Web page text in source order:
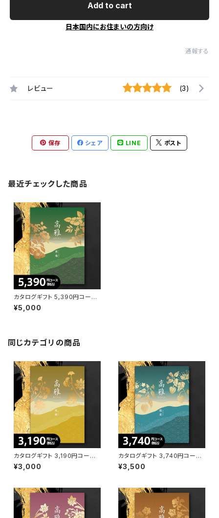
Add to cart
日本国内にお住まいの方向け
通報する
レビュー (3)
保存 シェア LINE ポスト
最近チェックした商品
カタログギフト 5,390円コース
寒椿（かんつばき）DO【高雅】
¥5,000
同じカテゴリの商品
カタログギフト 3,190円コース
秋桜（こすもす）BO【高雅】
¥3,000
カタログギフト 3,740円コース
酸漿（ほおずき）BE【高雅】
¥3,500